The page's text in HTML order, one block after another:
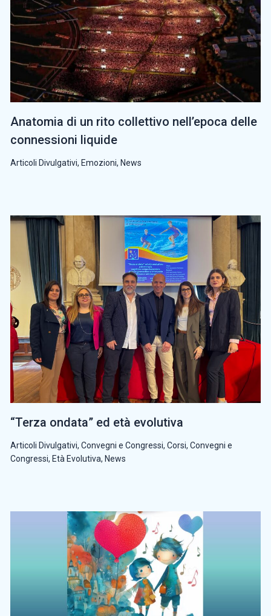
Anatomia di un rito collettivo nell’epoca delle
connessioni liquide
Articoli Divulgativi, Emozioni, News
“Terza ondata” ed età evolutiva
Articoli Divulgativi, Convegni e Congressi, Corsi, Convegni e
Congressi, Età Evolutiva, News